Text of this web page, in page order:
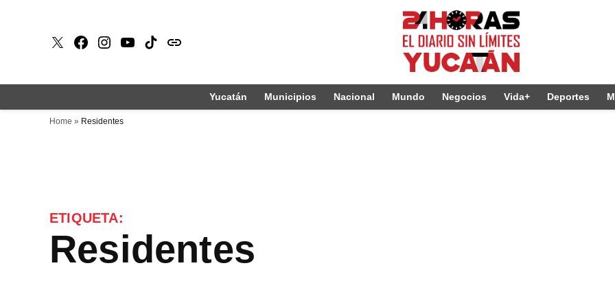
X Faceboook
Instagram
Youtube
Tiktokissuu
Yucatán Municipios Nacional Mundo Negocios Vida+ Deportes
Home » Residentes
ETIQUETA:
Residentes